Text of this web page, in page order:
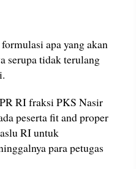
apa yang akan
serupa tidak terulang
RI fraksi PKS Nasir
peserta fit and proper
RI untuk
para petugas